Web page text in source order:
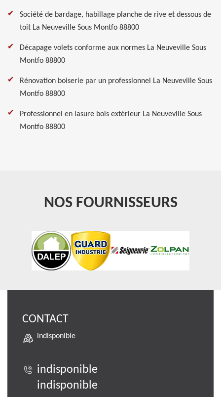
Société de bardage, habillage planche de rive et dessous de
toit La Neuveville Sous Montfo 88800
Décapage volets conforme aux normes La Neuveville Sous
Montfo 88800
Rénovation boiserie par un professionnel La Neuveville Sous
Montfo 88800
Professionnel en lasure bois extérieur La Neuveville Sous
Montfo 88800
NOS FOURNISSEURS
CONTACT
indisponible
indisponible
indisponible